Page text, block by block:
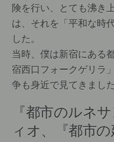
険を行い、とても沸き
は、それを「平和な時
した。
当時、僕は新宿にある
宿西口フォークゲリラ
争も身近で見てきました
『都市のルネ
ィオ、『都市の